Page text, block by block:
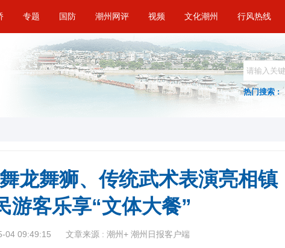
专题 国防 潮州网评 视频 文化潮州 行风热线
热门搜索 :
龙舞狮、传统武术表演亮相镇
游客乐享“文体大餐”
04 09:49:15 文章来源 : 潮州+ 潮州日报客户端